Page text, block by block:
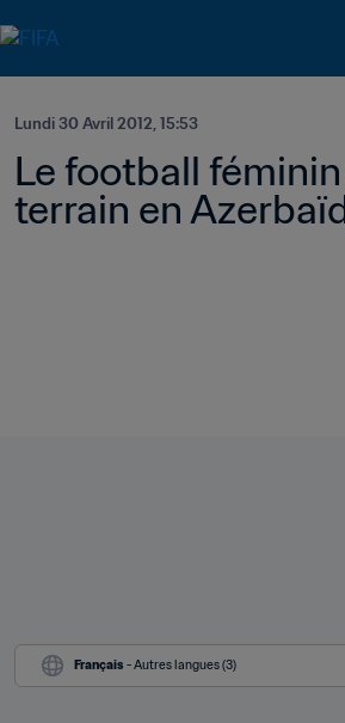
Lundi 30 Avril 2012, 15:53
Le football
terrain en
Français - Autres langues (3)